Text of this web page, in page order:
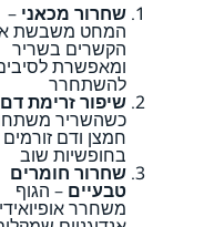
שחרור מכאני –
המחט משבשת
הקשרים בשריר
ומאפשרת
להשתחרר
שיפור זרימת דם
כשהשריר
חמצן ודם זורמים
בחופשיות שוב
שחרור חומרים
טבעיים – הגוף
משחרר